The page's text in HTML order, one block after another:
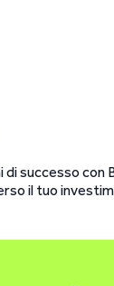
di successo
il tuo